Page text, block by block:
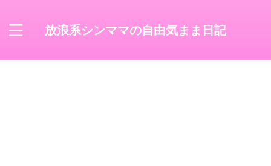
放浪系シンママの自由気まま日記